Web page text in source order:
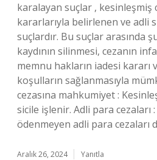
karalayan suçlar , kesinleşmiş
kararlarıyla belirlenen ve adli
suçlardır. Bu suçlar arasında
kaydının silinmesi, cezanın
memnu hakların iadesi
koşulların sağlanmasıyla
cezasına mahkumiyet :
sicile işlenir. Adli para cezaları
ödenmeyen adli para cezaları
Aralık 26, 2024 Yanıtla